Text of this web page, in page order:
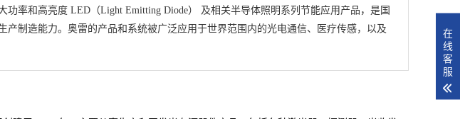
率和高亮度 LED（Light Emitting Diode） 及相关半导体照明系列节能应用产品，是国
产制造能力。奥雷的产品和系统被广泛应用于世界范围内的光电通信、医疗传感，以及
在
线
客
服